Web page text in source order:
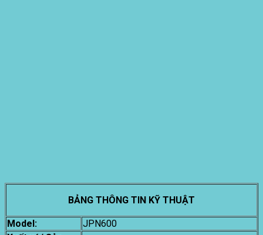
BẢNG THÔNG TIN KỸ THUẬT
Model:
JPN600